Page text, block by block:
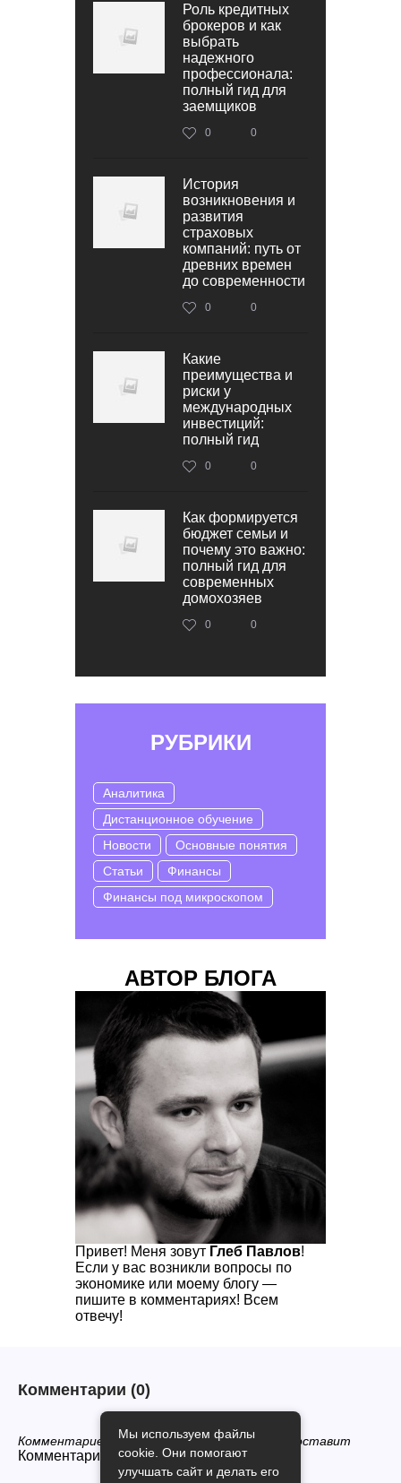
Роль кредитных
брокеров и как
выбрать
надежного
профессионала:
полный гид для
заемщиков
0 0
История
возникновения и
развития
страховых
компаний: путь от
древних времен
до современности
0 0
Какие
преимущества и
риски у
международных
инвестиций:
полный гид
0 0
Как формируется
бюджет семьи и
почему это важно:
полный гид для
современных
домохозяев
0 0
РУБРИКИ
Аналитика
Дистанционное обучение
Новости
Основные понятия
Статьи
Финансы
Финансы под микроскопом
АВТОР БЛОГА
Привет! Меня зовут Глеб Павлов!
Если у вас возникли вопросы по
экономике или моему блогу —
пишите в комментариях! Всем
отвечу!
Комментарии (0)
Комментариев нет, будьте первым кто его оставит
Комментарии закрыты.
Мы используем файлы
cookie. Они помогают
улучшать сайт и делать его